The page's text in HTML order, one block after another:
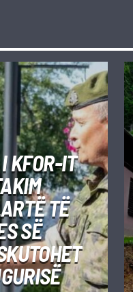
KFOR-IT
TË
SË